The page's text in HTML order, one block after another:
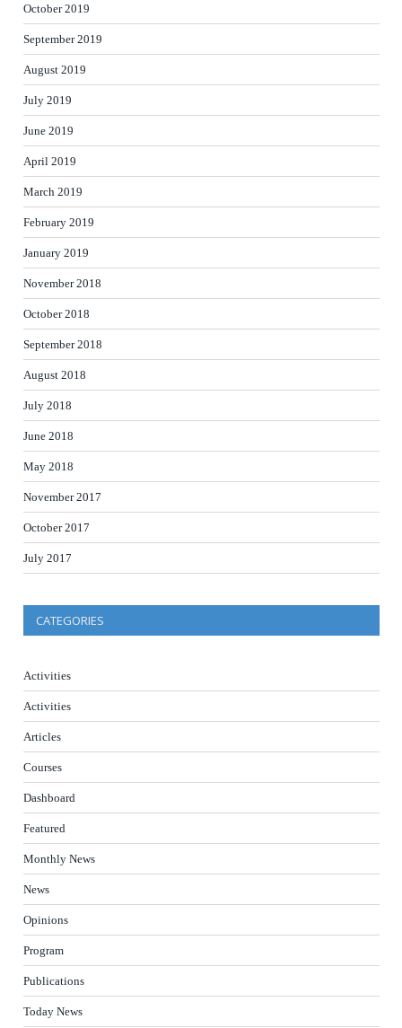
October 2019
September 2019
August 2019
July 2019
June 2019
April 2019
March 2019
February 2019
January 2019
November 2018
October 2018
September 2018
August 2018
July 2018
June 2018
May 2018
November 2017
October 2017
July 2017
CATEGORIES
Activities
Activities
Articles
Courses
Dashboard
Featured
Monthly News
News
Opinions
Program
Publications
Today News